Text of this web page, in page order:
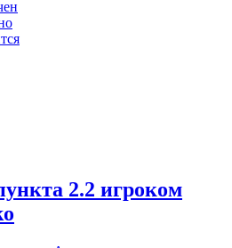
2.2 игроком